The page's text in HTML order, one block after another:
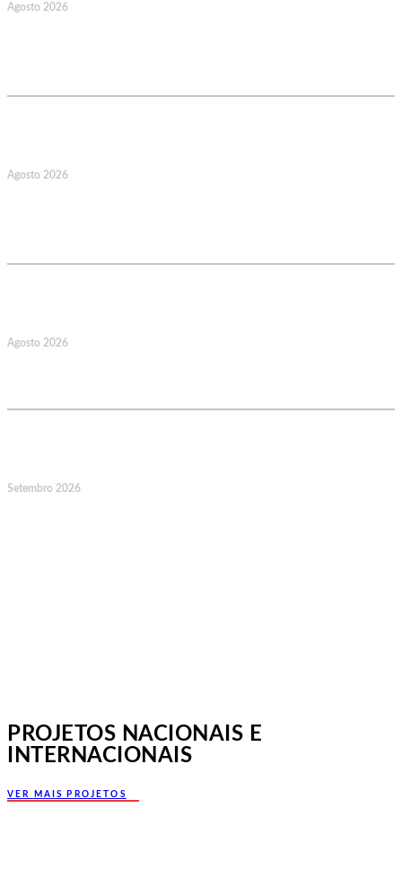
Agosto 2026
Agosto 2026
Agosto 2026
Setembro 2026
PROJETOS NACIONAIS E
INTERNACIONAIS
VER MAIS PROJETOS